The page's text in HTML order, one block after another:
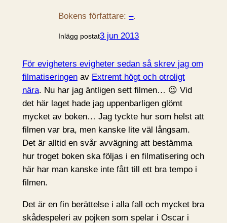
Bokens författare:–.
Inlägg postat3 jun 2013
För evigheters evigheter sedan så skrev jag om
filmatiseringenav Extremt högt och otroligt
nära. Nu har jag äntligen sett filmen… 😉 Vid
det här laget hade jag uppenbarligen glömt
mycket av boken… Jag tyckte hur som helst att
filmen var bra, men kanske lite väl långsam.
Det är alltid en svår avvägning att bestämma
hur troget boken ska följas i en filmatisering och
här har man kanske inte fått till ett bra tempo i
filmen.
Det är en fin berättelse i alla fall och mycket bra
skådespeleri av pojken som spelar i Oscar i